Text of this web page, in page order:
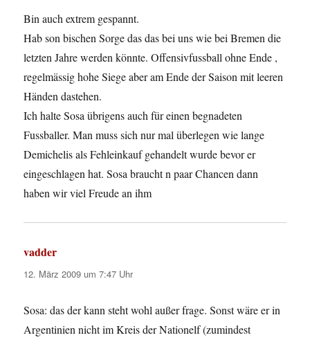
Bin auch extrem gespannt.
Hab son bischen Sorge das das bei uns wie bei Bremen die
letzten Jahre werden könnte. Offensivfussball ohne Ende ,
regelmässig hohe Siege aber am Ende der Saison mit leeren
Händen dastehen.
Ich halte Sosa übrigens auch für einen begnadeten
Fussballer. Man muss sich nur mal überlegen wie lange
Demichelis als Fehleinkauf gehandelt wurde bevor er
eingeschlagen hat. Sosa braucht n paar Chancen dann
haben wir viel Freude an ihm
vadder
12. März 2009 um 7:47 Uhr
Sosa: das der kann steht wohl außer frage. Sonst wäre er in
Argentinien nicht im Kreis der Nationelf (zumindest